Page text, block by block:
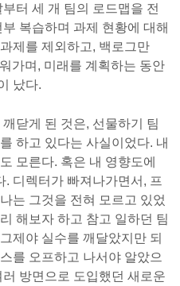
터 세 개 팀의 로드맵을 전
복습하며 과제 현황에 대해
제를 제외하고, 백로그만
가며, 미래를 계획하는 동안
났다.
닫게 된 것은, 선물하기 팀
하고 있다는 사실이었다. 내
모른다. 혹은 내 영향도에
디렉터가 빠져나가면서, 프
는 그것을 전혀 모르고 있었
해보자 하고 참고 일하던 팀
제야 실수를 깨달았지만 되
를 오프하고 나서야 알았으
방면으로 도입했던 새로운